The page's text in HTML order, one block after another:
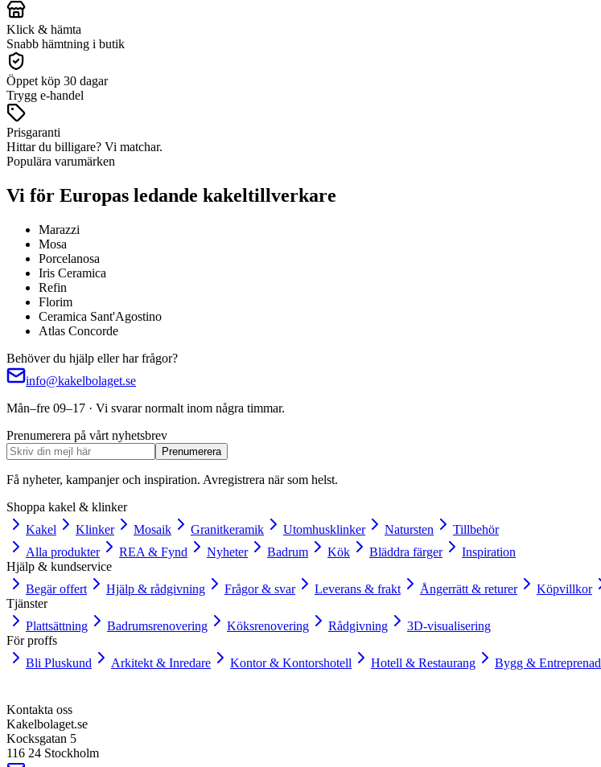
Klick & hämta
Snabb hämtning i butik
Öppet köp 30 dagar
Trygg e-handel
Prisgaranti
Hittar du billigare? Vi matchar.
Populära varumärken
Vi för Europas ledande kakeltillverkare
Marazzi
Mosa
Porcelanosa
Iris Ceramica
Refin
Florim
Ceramica Sant'Agostino
Atlas Concorde
Behöver du hjälp eller har frågor?
info@kakelbolaget.se
Mån–fre 09–17 · Vi svarar normalt inom några timmar.
Prenumerera på vårt nyhetsbrev
Prenumerera
Få nyheter, kampanjer och inspiration. Avregistrera när som helst.
Shoppa kakel & klinker
Kakel
Klinker Mosaik Granitkeramik Utomhusklinker Natursten
Tillbehör
Alla produkter
REA & Fynd Nyheter Badrum Kök Bläddra färger
Inspiration
Hjälp & kundservice
Begär offert
Hjälp & rådgivning Frågor & svar Leverans & frakt Ångerrätt & returer Köpvillkor
Tjänster
Plattsättning
Badrumsrenovering Köksrenovering Rådgivning
3D-visualisering
För proffs
Bli Pluskund
Arkitekt & Inredare Kontor & Kontorshotell Hotell & Restaurang Bygg & Entreprenad
Kontakta oss
Kakelbolaget.se
Kocksgatan 5
116 24 Stockholm